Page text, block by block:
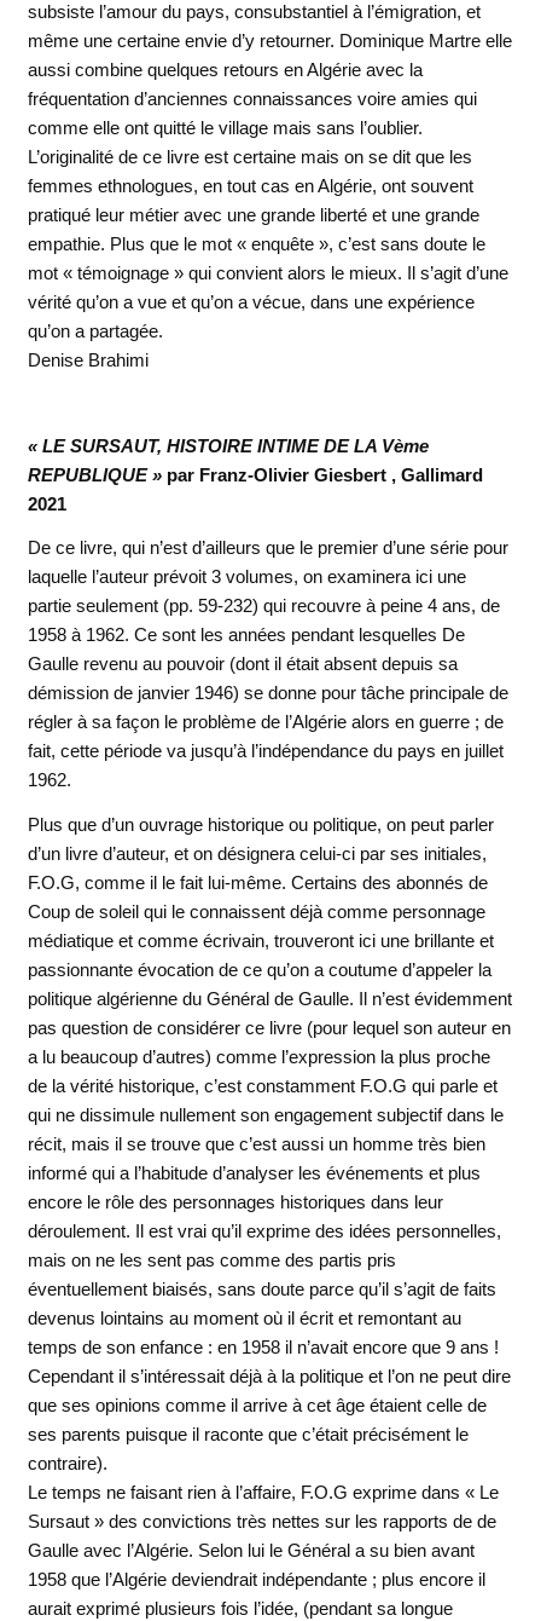
subsiste l’amour du pays, consubstantiel à l’émigration, et
même une certaine envie d’y retourner. Dominique Martre elle
aussi combine quelques retours en Algérie avec la
fréquentation d’anciennes connaissances voire amies qui
comme elle ont quitté le village mais sans l’oublier.
L’originalité de ce livre est certaine mais on se dit que les
femmes ethnologues, en tout cas en Algérie, ont souvent
pratiqué leur métier avec une grande liberté et une grande
empathie. Plus que le mot « enquête », c’est sans doute le
mot « témoignage » qui convient alors le mieux. Il s’agit d’une
vérité qu’on a vue et qu’on a vécue, dans une expérience
qu’on a partagée.
Denise Brahimi
« LE SURSAUT, HISTOIRE INTIME DE LA Vème
REPUBLIQUE »par Franz-Olivier Giesbert , Gallimard
2021
De ce livre, qui n’est d’ailleurs que le premier d’une série pour
laquelle l’auteur prévoit 3 volumes, on examinera ici une
partie seulement (pp. 59-232) qui recouvre à peine 4 ans, de
1958 à 1962. Ce sont les années pendant lesquelles De
Gaulle revenu au pouvoir (dont il était absent depuis sa
démission de janvier 1946) se donne pour tâche principale de
régler à sa façon le problème de l’Algérie alors en guerre ; de
fait, cette période va jusqu’à l’indépendance du pays en juillet
1962.
Plus que d’un ouvrage historique ou politique, on peut parler
d’un livre d’auteur, et on désignera celui-ci par ses initiales,
F.O.G, comme il le fait lui-même. Certains des abonnés de
Coup de soleil qui le connaissent déjà comme personnage
médiatique et comme écrivain, trouveront ici une brillante et
passionnante évocation de ce qu’on a coutume d’appeler la
politique algérienne du Général de Gaulle. Il n’est évidemment
pas question de considérer ce livre (pour lequel son auteur en
a lu beaucoup d’autres) comme l’expression la plus proche
de la vérité historique, c’est constamment F.O.G qui parle et
qui ne dissimule nullement son engagement subjectif dans le
récit, mais il se trouve que c’est aussi un homme très bien
informé qui a l’habitude d’analyser les événements et plus
encore le rôle des personnages historiques dans leur
déroulement. Il est vrai qu’il exprime des idées personnelles,
mais on ne les sent pas comme des partis pris
éventuellement biaisés, sans doute parce qu’il s’agit de faits
devenus lointains au moment où il écrit et remontant au
temps de son enfance : en 1958 il n’avait encore que 9 ans !
Cependant il s’intéressait déjà à la politique et l’on ne peut dire
que ses opinions comme il arrive à cet âge étaient celle de
ses parents puisque il raconte que c’était précisément le
contraire).
Le temps ne faisant rien à l’affaire, F.O.G exprime dans « Le
Sursaut » des convictions très nettes sur les rapports de de
Gaulle avec l’Algérie. Selon lui le Général a su bien avant
1958 que l’Algérie deviendrait indépendante ; plus encore il
aurait exprimé plusieurs fois l’idée, (pendant sa longue